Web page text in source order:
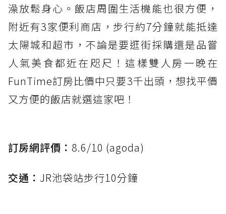
澡放鬆身心。飯店周圍生活機能也很方便，
附近有3家便利商店，步行約7分鐘就能抵達
太陽城和超市，不論是要逛街採購還是品嘗
人氣美食都近在咫尺！這樣雙人房一晚在
FunTime訂房比價中只要3千出頭，想找平價
又方便的飯店就選這家吧！
訂房網評價： 8.6/10 (agoda)
交通： JR池袋站步行10分鐘